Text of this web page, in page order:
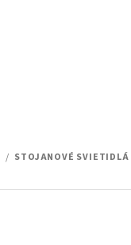
/ STOJANOVÉ SVIETIDLÁ